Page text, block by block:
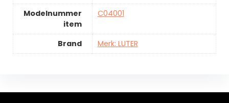
Modelnummer
item
C04001
Brand Merk: LUTER